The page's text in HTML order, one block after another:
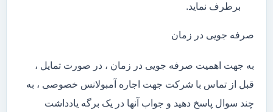
برطرف نماید.
صرفه جویی در زمان
به جهت اهمیت صرفه جویی در زمان ، در صورت تمایل ،
قبل از تماس با شرکت جهت اجاره آمبولانس خصوصی ، به
چند سوال پاسخ دهید و جواب آنها در یک برگه یادداشت